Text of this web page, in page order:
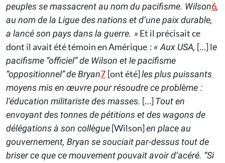
peuples se massacrent au nom du pacifisme. Wilson6,
au nom de la Ligue des nations et d’une paix durable,
a lancé son pays dans la guerre. »Et il précisait ce
dont il avait été témoin en Amérique : « Aux USA, […] le
pacifisme “officiel” de Wilson et le pacifisme
“oppositionnel”de Bryan7 [ont été]les plus puissants
moyens mis en œuvre pour résoudre ce problème :
l’éducation militariste des masses. […]Tout en
envoyant des tonnes de pétitions et des wagons de
délégations à son collègue[Wilson]en place au
gouvernement, Bryan se souciait par-dessus tout de
briser ce que ce mouvement pouvait avoir d’acéré. “Si